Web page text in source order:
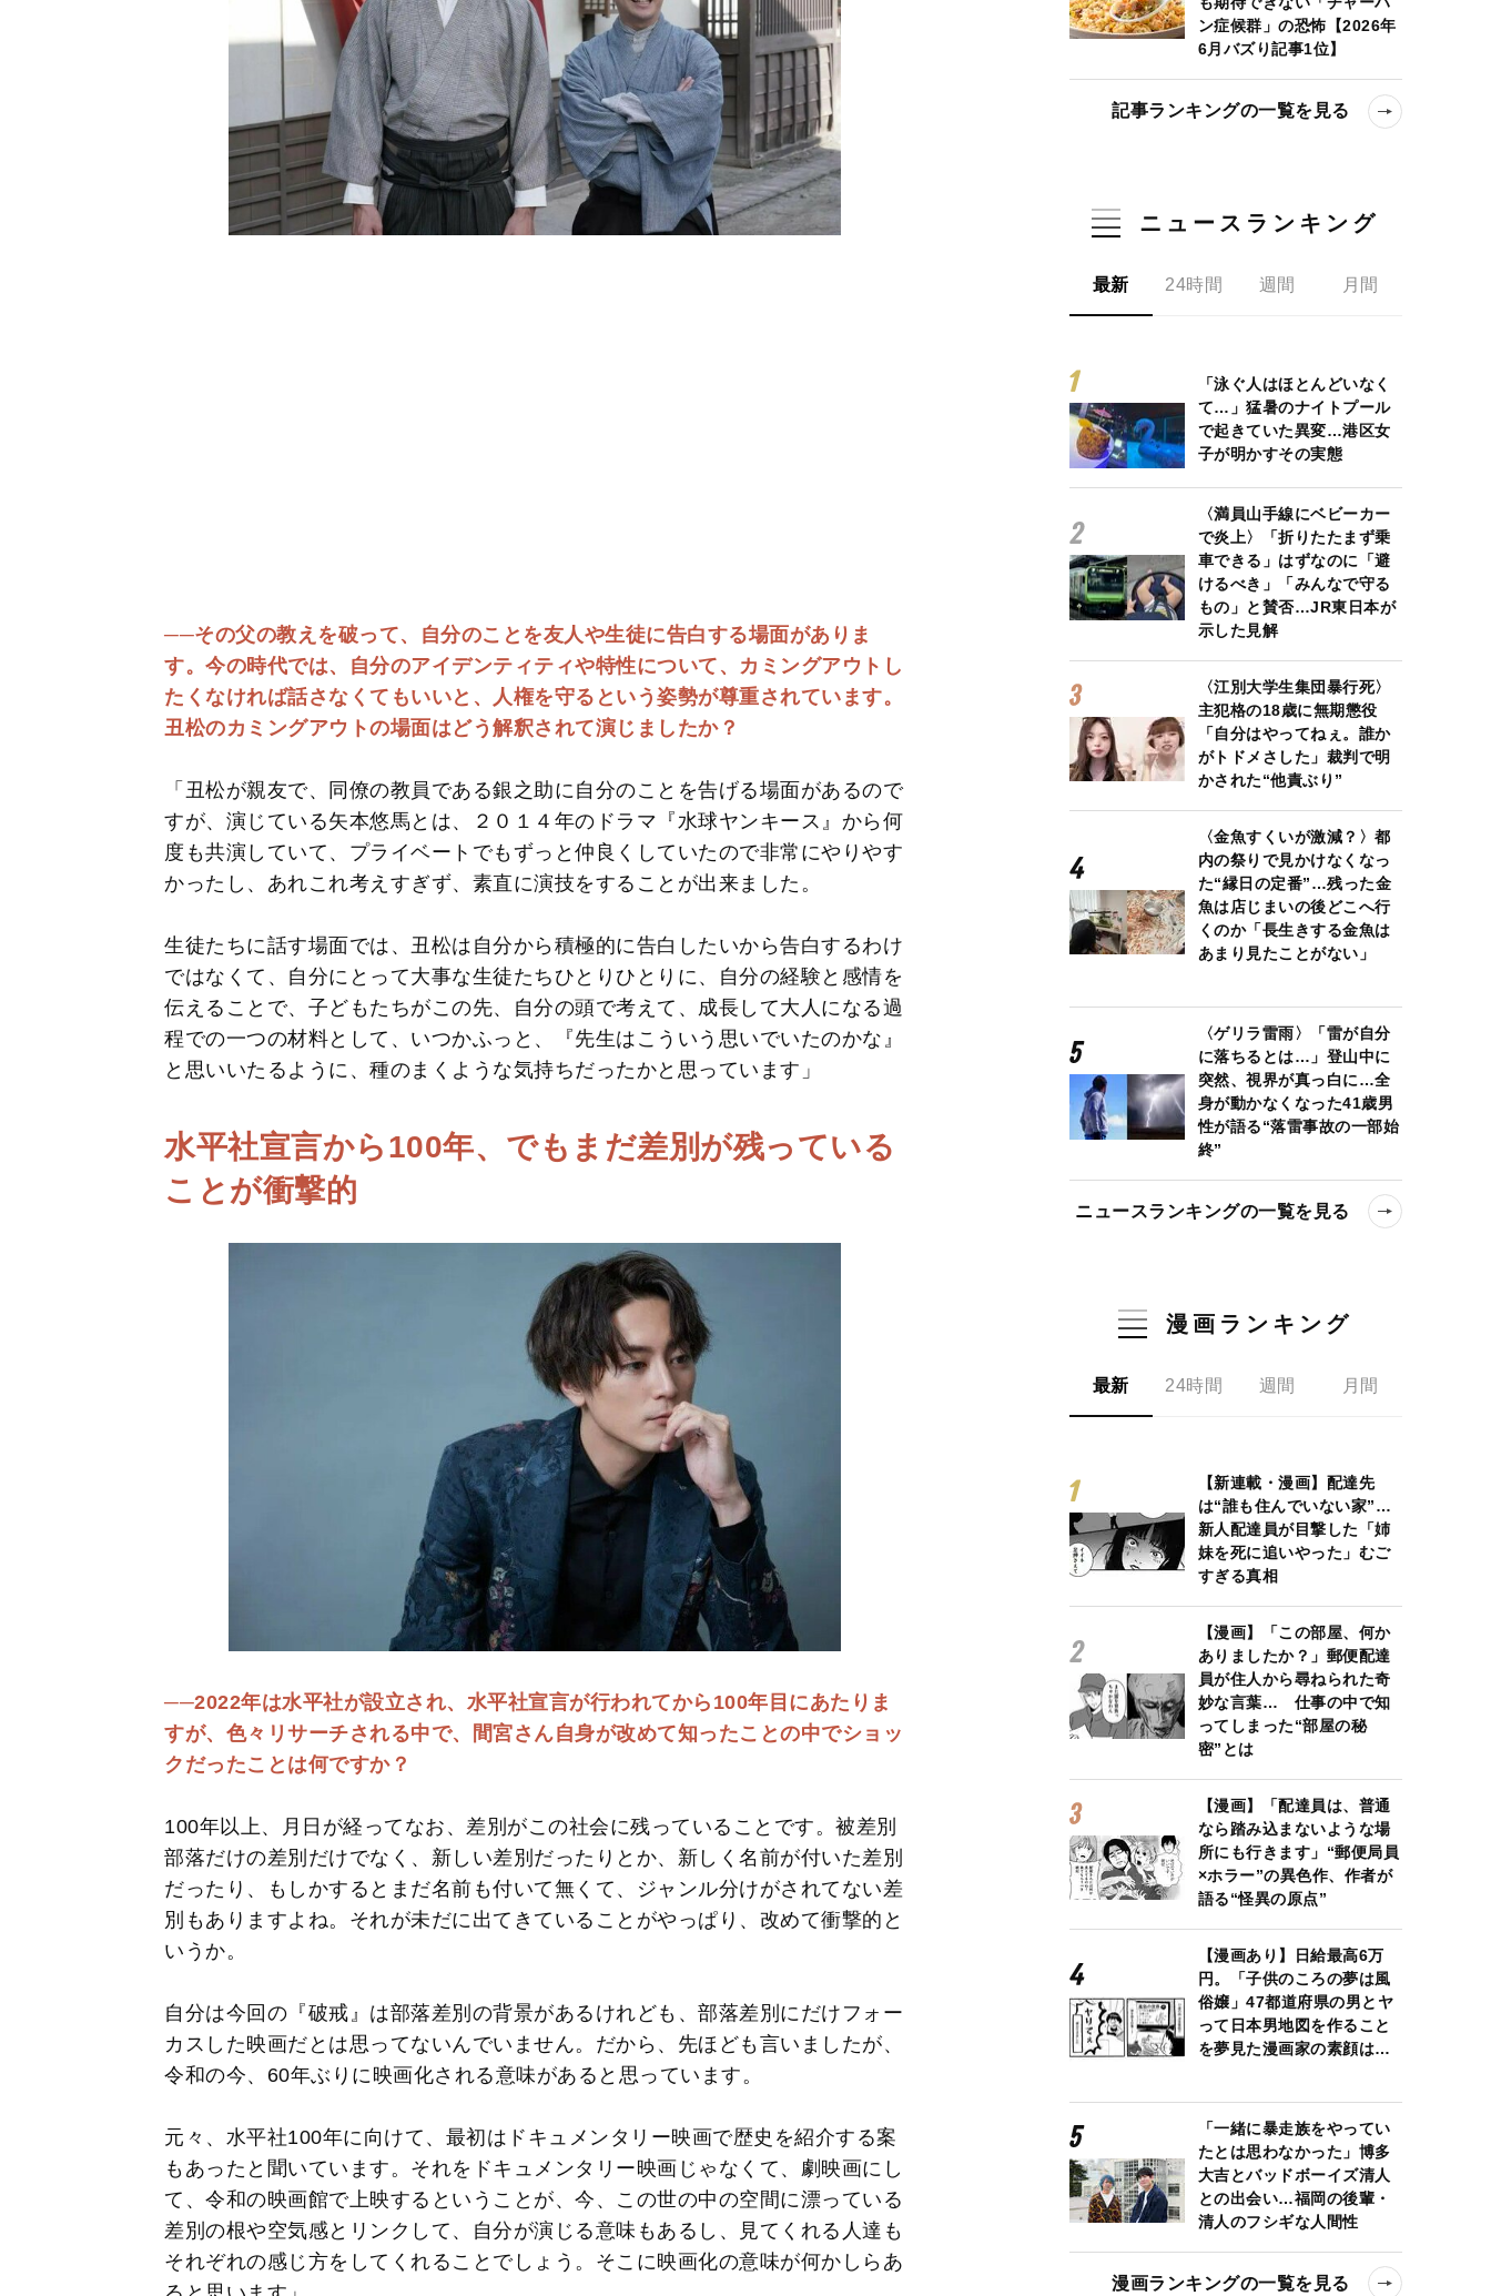
──その父の教えを破って、自分のことを友人や生徒に告白する場面がありま
す。今の時代では、自分のアイデンティティや特性について、カミングアウトし
たくなければ話さなくてもいいと、人権を守るという姿勢が尊重されています。
丑松のカミングアウトの場面はどう解釈されて演じましたか？
「丑松が親友で、同僚の教員である銀之助に自分のことを告げる場面があるので
すが、演じている矢本悠馬とは、２０１４年のドラマ『水球ヤンキース』から何
度も共演していて、プライベートでもずっと仲良くしていたので非常にやりやす
かったし、あれこれ考えすぎず、素直に演技をすることが出来ました。
生徒たちに話す場面では、丑松は自分から積極的に告白したいから告白するわけ
ではなくて、自分にとって大事な生徒たちひとりひとりに、自分の経験と感情を
伝えることで、子どもたちがこの先、自分の頭で考えて、成長して大人になる過
程での一つの材料として、いつかふっと、『先生はこういう思いでいたのかな』
と思いいたるように、種のまくような気持ちだったかと思っています」
水平社宣言から100年、でもまだ差別が残っている
ことが衝撃的
──2022年は水平社が設立され、水平社宣言が行われてから100年目にあたりま
すが、色々リサーチされる中で、間宮さん自身が改めて知ったことの中でショッ
クだったことは何ですか？
100年以上、月日が経ってなお、差別がこの社会に残っていることです。被差別
部落だけの差別だけでなく、新しい差別だったりとか、新しく名前が付いた差別
だったり、もしかするとまだ名前も付いて無くて、ジャンル分けがされてない差
別もありますよね。それが未だに出てきていることがやっぱり、改めて衝撃的と
いうか。
自分は今回の『破戒』は部落差別の背景があるけれども、部落差別にだけフォー
カスした映画だとは思ってないんでいません。だから、先ほども言いましたが、
令和の今、60年ぶりに映画化される意味があると思っています。
元々、水平社100年に向けて、最初はドキュメンタリー映画で歴史を紹介する案
もあったと聞いています。それをドキュメンタリー映画じゃなくて、劇映画にし
て、令和の映画館で上映するということが、今、この世の中の空間に漂っている
差別の根や空気感とリンクして、自分が演じる意味もあるし、見てくれる人達も
それぞれの感じ方をしてくれることでしょう。そこに映画化の意味が何かしらあ
ン症候群」の恐怖【2026年
6月バズり記事1位】
記事ランキングの一覧を見る
ニュースランキング
最新 24時間 週間 月間
「泳ぐ人はほとんどいなく
て…」猛暑のナイトプール
で起きていた異変…港区女
子が明かすその実態
〈満員山手線にベビーカー
で炎上〉「折りたたまず乗
車できる」はずなのに「避
けるべき」「みんなで守る
もの」と賛否…JR東日本が
示した見解
〈江別大学生集団暴行死〉
主犯格の18歳に無期懲役
「自分はやってねぇ。誰か
がトドメさした」裁判で明
かされた“他責ぶり”
〈金魚すくいが激減？〉都
内の祭りで見かけなくなっ
た“縁日の定番”…残った金
魚は店じまいの後どこへ行
くのか「長生きする金魚は
あまり見たことがない」
〈ゲリラ雷雨〉「雷が自分
に落ちるとは…」登山中に
突然、視界が真っ白に…全
身が動かなくなった41歳男
性が語る“落雷事故の一部始
終”
ニュースランキングの一覧を見る
漫画ランキング
最新 24時間 週間 月間
【新連載・漫画】配達先
は“誰も住んでいない家”…
新人配達員が目撃した「姉
妹を死に追いやった」むご
すぎる真相
【漫画】「この部屋、何か
ありましたか？」郵便配達
員が住人から尋ねられた奇
妙な言葉… 仕事の中で知
ってしまった“部屋の秘
密”とは
【漫画】「配達員は、普通
なら踏み込まないような場
所にも行きます」“郵便局員
×ホラー”の異色作、作者が
語る“怪異の原点”
【漫画あり】日給最高6万
円。「子供のころの夢は風
俗嬢」47都道府県の男とヤ
って日本男地図を作ること
を夢見た漫画家の素顔は…
「一緒に暴走族をやってい
たとは思わなかった」博多
大吉とバッドボーイズ清人
との出会い…福岡の後輩・
清人のフシギな人間性
漫画ランキングの一覧を見る